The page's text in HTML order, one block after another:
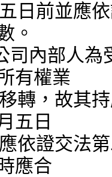
。
有權業
五日
應合